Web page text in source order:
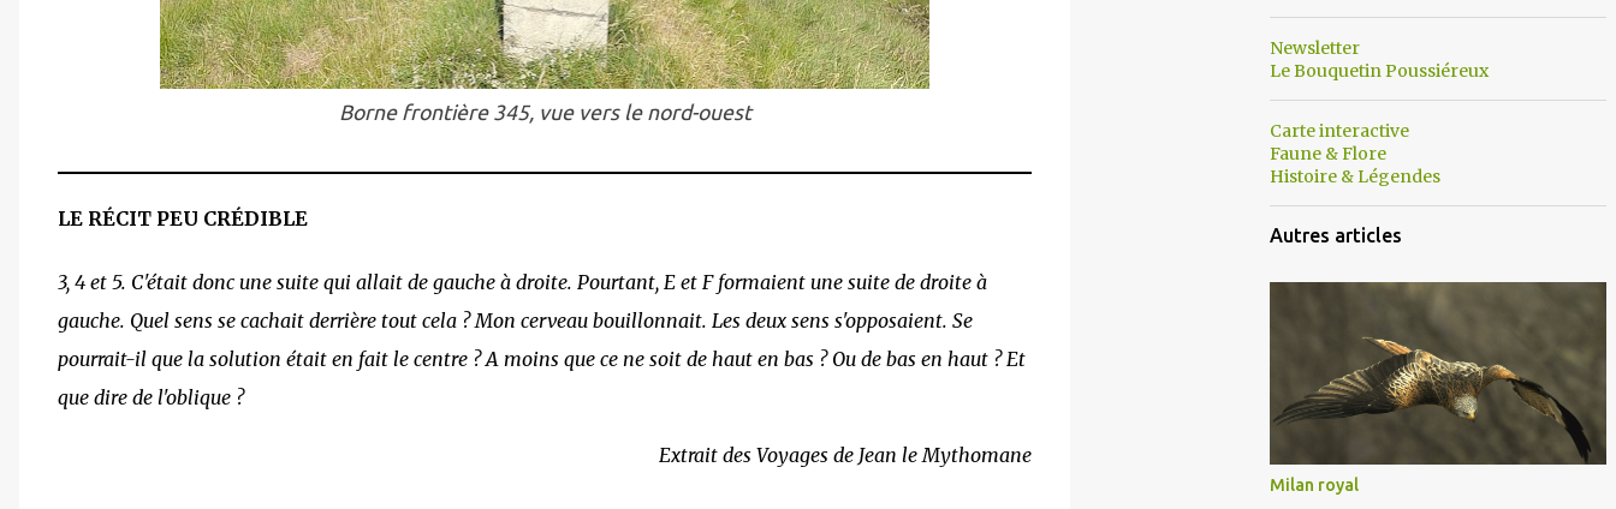
Borne frontière 345, vue vers le nord-ouest
LE RÉCIT PEU CRÉDIBLE
3, 4 et 5. C'était donc une suite qui allait de gauche à droite. Pourtant, E et F formaient une suite de droite à
gauche. Quel sens se cachait derrière tout cela ? Mon cerveau bouillonnait. Les deux sens s'opposaient. Se
pourrait-il que la solution était en fait le centre ? A moins que ce ne soit de haut en bas ? Ou de bas en haut ? Et
que dire de l'oblique ?
Extrait des Voyages de Jean le Mythomane
Newsletter
Le Bouquetin Poussiéreux
Carte interactive
Faune & Flore
Histoire & Légendes
Autres articles
Milan royal